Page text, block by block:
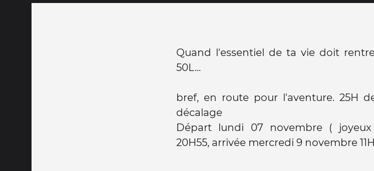
Quand l'essentiel de ta vie doit
50L...
bref, en route pour l'aventure. 25H
décalage
Départ lundi 07 novembre (
20H55, arrivée mercredi 9 novembre